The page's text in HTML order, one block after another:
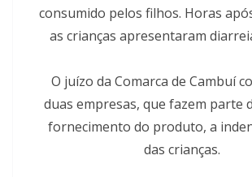
consumido pelos filhos. Horas
as crianças apresentaram
O juízo da Comarca de Cambuí
duas empresas, que fazem parte
fornecimento do produto, a
das crianças.